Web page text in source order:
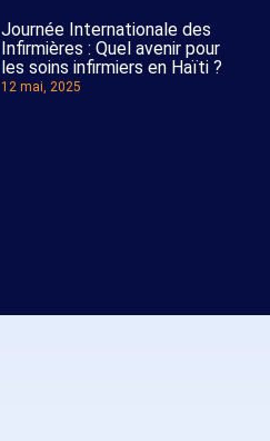
Journée Internationale des
Infirmières : Quel avenir pour
les soins infirmiers en Haïti ?
12 mai, 2025